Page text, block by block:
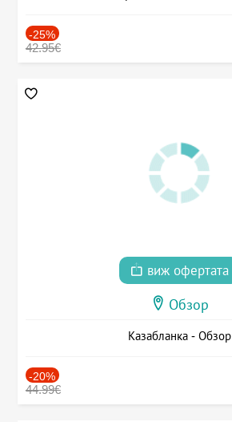
-25%
42.95€
виж офертата
Обзор
Казабланка - Обзор
-20%
44.99€